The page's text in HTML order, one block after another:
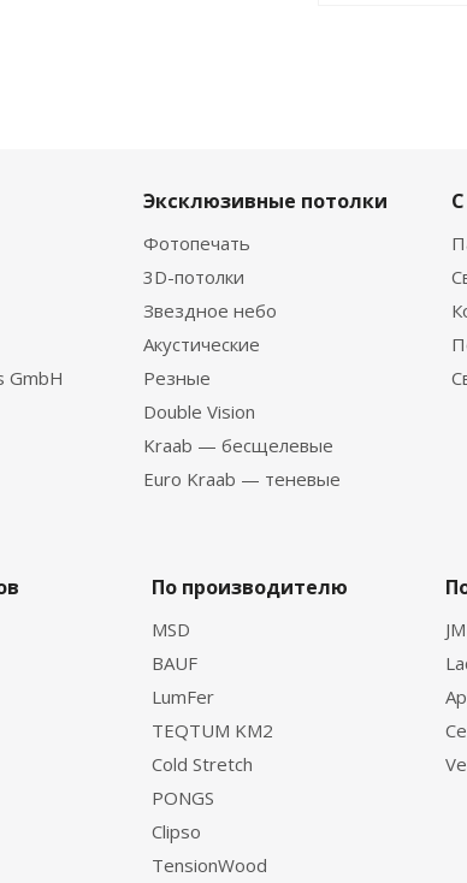
GmbH
Эксклюзивные потолки
Фотопечать
3D-потолки
Звездное небо
Акустические
Резные
Double Vision
Kraab — бесщелевые
Euro Kraab — теневые
По производителю
MSD
BAUF
LumFer
TEQTUM KM2
Cold Stretch
PONGS
Clipso
TensionWood